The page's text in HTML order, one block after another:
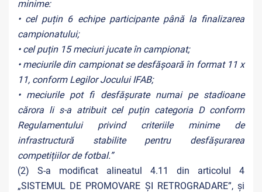
minime:
• cel puțin 6 echipe participante până la finalizarea
campionatului;
• cel puțin 15 meciuri jucate în campionat;
• meciurile din campionat se desfășoară în format 11 x
11, conform Legilor Jocului IFAB;
• meciurile pot fi desfășurate numai pe stadioane
cărora li s-a atribuit cel puțin categoria D conform
Regulamentului privind criteriile minime de
infrastructură stabilite pentru desfășurarea
competițiilor de fotbal.”
(2) S-a modificat alineatul 4.11 din articolul 4
„SISTEMUL DE PROMOVARE ȘI RETROGRADARE”, și